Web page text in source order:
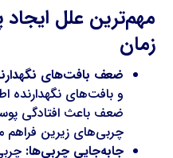
مهم‌ترین علل
زمان
ضعف بافت‌های
و بافت‌های
ضعف باعث افتادگی
چربی‌های زیرین فراهم
جابه‌جایی چربی‌ها: